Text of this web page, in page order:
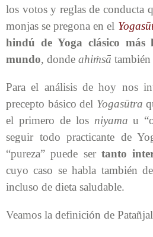
los votos y reglas de conducta
monjas se pregona en el
hindú de Yoga clásico más
mundo, donde ahiṁsā también
Para el análisis de hoy nos
precepto básico del Yogasūtra
el primero de los niyama u
seguir todo practicante de
“pureza” puede sertanto
cuyo caso se habla también
incluso de dieta saludable.
Veamos la definición de